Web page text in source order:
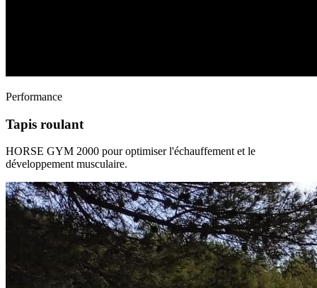
Performance
Tapis roulant
HORSE GYM 2000 pour optimiser l'échauffement et le
développement musculaire.